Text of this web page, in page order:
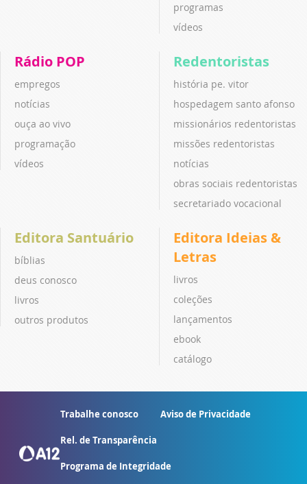
programas
vídeos
Rádio POP
empregos
notícias
ouça ao vivo
programação
vídeos
Redentoristas
história pe. vitor
hospedagem santo afonso
missionários redentoristas
missões redentoristas
notícias
obras sociais redentoristas
secretariado vocacional
Editora Santuário
bíblias
deus conosco
livros
outros produtos
Editora Ideias &
Letras
livros
coleções
lançamentos
ebook
catálogo
Trabalhe conosco Aviso de Privacidade
Rel. de Transparência
Programa de Integridade